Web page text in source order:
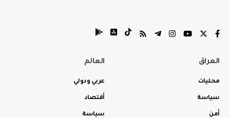
العراق
محليات
سياسة
أمن
العالم
عربي ودولي
أقتصاد
سياسة